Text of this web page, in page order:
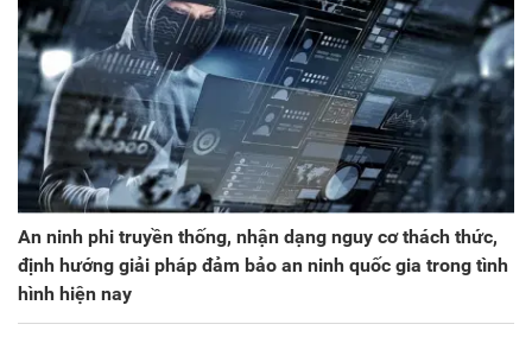
An ninh phi truyền thống, nhận dạng nguy cơ thách thức,
định hướng giải pháp đảm bảo an ninh quốc gia trong tình
hình hiện nay